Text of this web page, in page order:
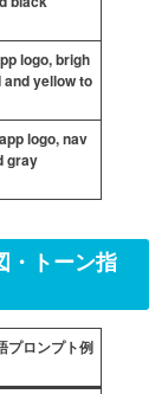
logo, brigh
and yellow to
logo, nav
gray
・トーン指
プロンプト例